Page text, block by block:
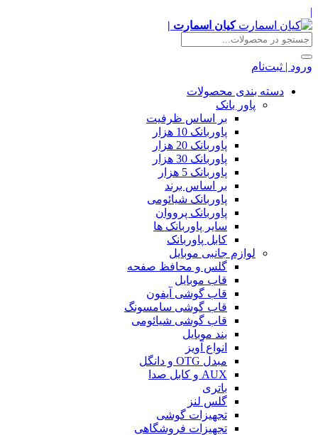
|
کیان اسمارت |
ورود | ثبت‌نام
دسته بندی محصولات
پاور بانک
بر اساس ظرفیت
پاوربانک 10 هزار
پاوربانک 20 هزار
پاوربانک 30 هزار
پاوربانک 5 هزار
بر اساس برند
پاوربانک شیائومی
پاوربانک پرووان
سایر پاوربانک ها
کابل پاوربانک
لوازم جانبی موبایل
گلس و محافظ صفحه
قاب موبایل
قاب گوشی آیفون
قاب گوشی سامسونگ
قاب گوشی شیائومی
بند موبایل
انواع آویز
مبدل OTG و دانگل
AUX و کابل صدا
باتری
گلس لنز
تجهیزات گوشی
تجهیزات فروشگاهی